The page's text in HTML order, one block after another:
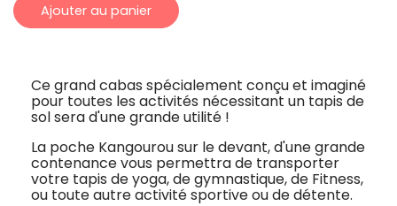
Ajouter au panier
Ce grand cabas spécialement conçu et imaginé
pour toutes les activités nécessitant un tapis de
sol sera d'une grande utilité !
La poche Kangourou sur le devant, d'une grande
contenance vous permettra de transporter
votre tapis de yoga, de gymnastique, de Fitness,
ou toute autre activité sportive ou de détente.